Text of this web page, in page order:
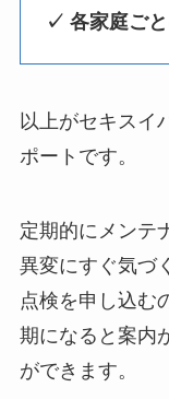
✓ 各家庭ご
以上がセキスイ
ポートです。
定期的にメンテ
異変にすぐ気づ
点検を申し込む
期になると案内
ができます。